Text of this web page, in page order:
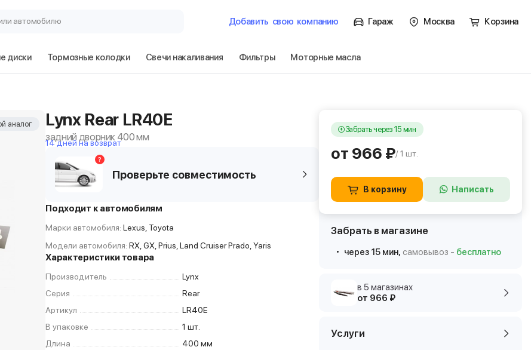
автомобилю Добавить свою компанию Гараж Москва Корзина
диски Тормозные колодки Свечи накаливания Фильтры Моторные масла
аналог Lynx Rear LR40E
задний дворник 400 мм
14 дней на возврат
Проверьте совместимость
?
Подходит к автомобилям
Марки автомобиля: Lexus, Toyota
Модели автомобиля: RX, GX, Prius, Land Cruiser Prado, Yaris
Характеристики товара
Производитель
Lynx
Серия
Rear
Артикул
LR40E
В упаковке
1 шт.
Длина
400 мм
Забрать через 15 мин
от 966 ₽/ 1 шт.
В корзину Написать
Забрать в магазине
через 15 мин, самовывоз - бесплатно
в 5 магазинах
от 966 ₽
Услуги